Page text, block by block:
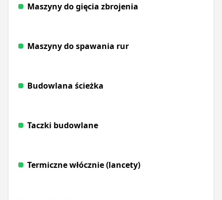
Maszyny do gięcia zbrojenia
Maszyny do spawania rur
Budowlana ścieżka
Taczki budowlane
Termiczne włócznie (lancety)